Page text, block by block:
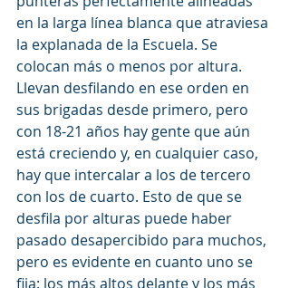
en la larga línea blanca que atraviesa
la explanada de la Escuela. Se
colocan más o menos por altura.
Llevan desfilando en ese orden en
sus brigadas desde primero, pero
con 18-21 años hay gente que aún
está creciendo y, en cualquier caso,
hay que intercalar a los de tercero
con los de cuarto. Esto de que se
desfila por alturas puede haber
pasado desapercibido para muchos,
pero es evidente en cuanto uno se
fija: los más altos delante y los más